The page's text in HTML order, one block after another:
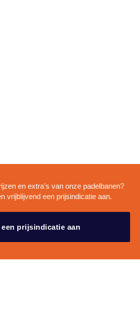
en extra’s van onze padelbanen?
vrijblijvend een prijsindicatie aan.
een prijsindicatie aan